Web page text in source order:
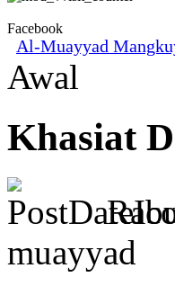
Facebook
Al-Muayyad
Awal
Khasiat
muayyad